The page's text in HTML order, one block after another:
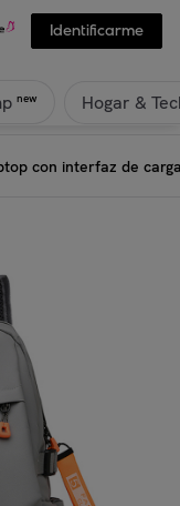
Identificarme
new Hogar &
con interfaz de